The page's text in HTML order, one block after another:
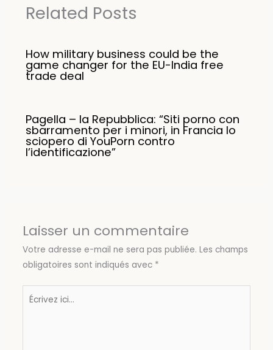
Related Posts
How military business could be the
game changer for the EU-India free
trade deal
Pagella – la Repubblica: “Siti porno con
sbarramento per i minori, in Francia lo
sciopero di YouPorn contro
l’identificazione”
Laisser un commentaire
Votre adresse e-mail ne sera pas publiée. Les champs
obligatoires sont indiqués avec *
Écrivez